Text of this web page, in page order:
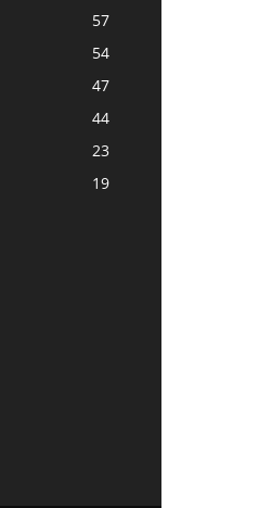
57
54
47
44
23
19